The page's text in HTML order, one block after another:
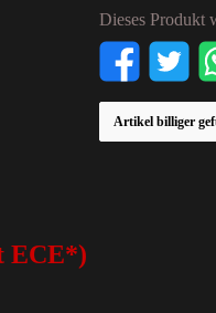
Dieses Produkt
Artikel billiger
ECE*)